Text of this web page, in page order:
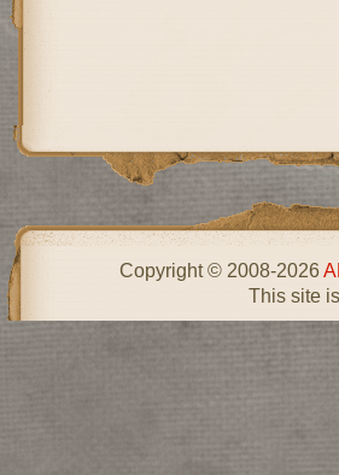
Copyright © 2008-2026
This site